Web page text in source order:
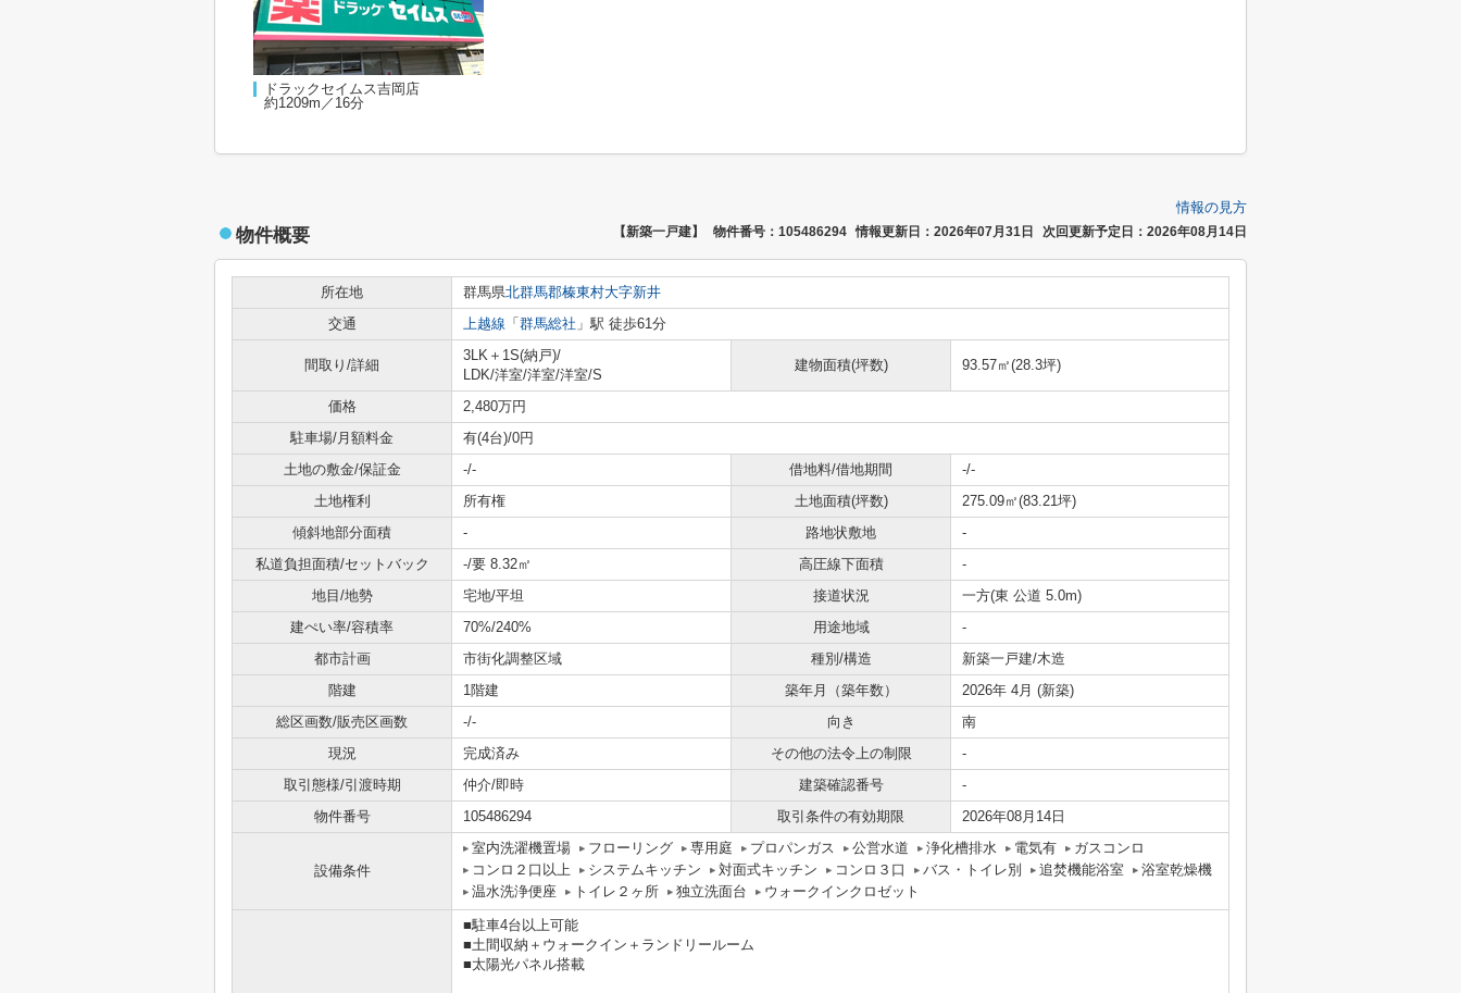
ドラックセイムス吉岡店
約1209m／16分
情報の見方
物件概要 【新築一戸建】 物件番号：105486294 情報更新日：2026年07月31日 次回更新予定日：2026年08月14日
所在地 群馬県北群馬郡榛東村大字新井
交通
上越線 「 群馬総社 」駅 徒歩61分
間取り/詳細
3LK＋1S(納戸)/
LDK/洋室/洋室/洋室/S
建物面積(坪数) 93.57㎡(28.3坪)
価格
2,480万円
駐車場/月額料金
有(4台)/0円
土地の敷金/保証金
-/- 借地料/借地期間
-/-
土地権利
所有権 土地面積(坪数)
275.09㎡(83.21坪)
傾斜地部分面積
- 路地状敷地
-
私道負担面積/セットバック
-/要 8.32㎡ 高圧線下面積
-
地目/地勢
宅地/平坦 接道状況
一方(東 公道 5.0m)
建ぺい率/容積率
70%/240% 用途地域
-
都市計画
市街化調整区域 種別/構造
新築一戸建/木造
階建
1階建 築年月（築年数）
2026年 4月 (新築)
総区画数/販売区画数
-/- 向き
南
現況
完成済み その他の法令上の制限
-
取引態様/引渡時期
仲介/即時 建築確認番号
-
物件番号
105486294 取引条件の有効期限 2026年08月14日
設備条件
室内洗濯機置場 フローリング 専用庭 プロパンガス 公営水道 浄化槽排水 電気有
ガスコンロ
コンロ２口以上
システムキッチン 対面式キッチン コンロ３口 バス・トイレ別 追焚機能浴室
浴室乾燥機
温水洗浄便座
トイレ２ヶ所 独立洗面台 ウォークインクロゼット
■駐車4台以上可能
■土間収納＋ウォークイン＋ランドリールーム
■太陽光パネル搭載